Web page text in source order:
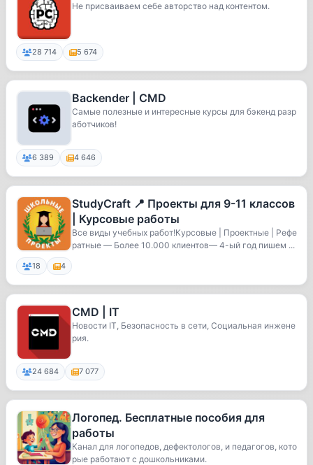
Не присваиваем себе авторство над контентом.
28 714 5 674
Backender | CMD
Самые полезные и интересные курсы для бэкенд разр
аботчиков!
6 389 4 646
StudyCraft 📍 Проекты для 9-11 классов
| Курсовые работы
Все виды учебных работ!Курсовые | Проектные | Рефе
ратные — Более 10.000 клиентов— 4-ый год пишем ...
18 4
CMD | IT
Новости IT, Безопасность в сети, Социальная инжене
рия.
24 684 7 077
Логопед. Бесплатные пособия для
работы
Канал для логопедов, дефектологов, и педагогов, кото
рые работают с дошкольниками.